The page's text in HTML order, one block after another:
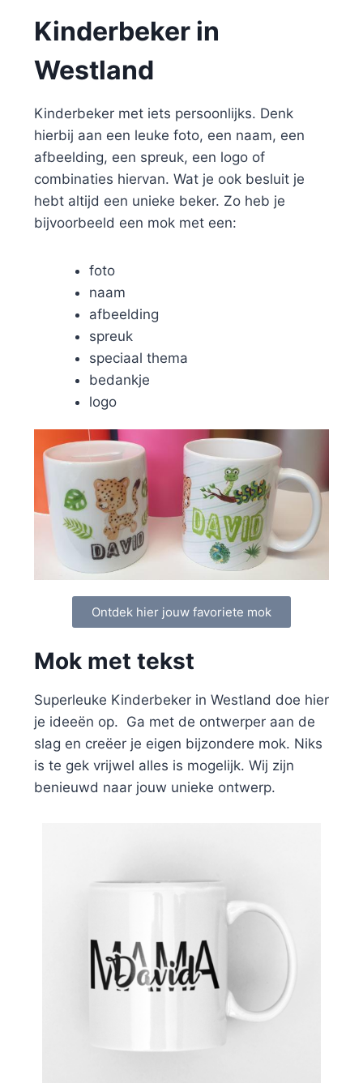
Kinderbeker in
Westland
Kinderbeker met iets persoonlijks. Denk
hierbij aan een leuke foto, een naam, een
afbeelding, een spreuk, een logo of
combinaties hiervan. Wat je ook besluit je
hebt altijd een unieke beker. Zo heb je
bijvoorbeeld een mok met een:
foto
naam
afbeelding
spreuk
speciaal thema
bedankje
logo
Ontdek hier jouw favoriete mok
Mok met tekst
Superleuke Kinderbeker in Westland doe hier
je ideeën op. Ga met de ontwerper aan de
slag en creëer je eigen bijzondere mok. Niks
is te gek vrijwel alles is mogelijk. Wij zijn
benieuwd naar jouw unieke ontwerp.